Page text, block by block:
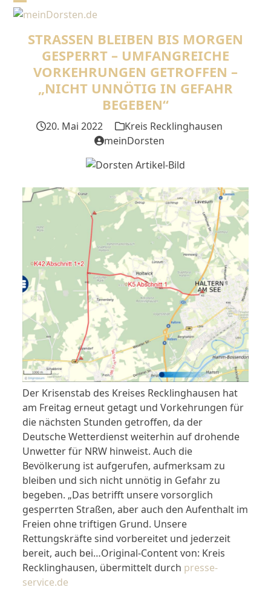
Skip
content
Open
mobile
menu
Close
mobile
menu
STRASSEN BLEIBEN BIS MORGEN G
ESPERRT – UMFANGREICHE V
ORKEHRUNGEN GETROFFEN – „
NICHT UNNÖTIG IN GEFAHR B
EGEBEN“
20. Mai 2022
Kreis Recklinghausen
meinDorsten
Der Krisenstab des Kreises Recklinghausen hat
am Freitag erneut getagt und Vorkehrungen für
die nächsten Stunden getroffen, da der
Deutsche Wetterdienst weiterhin auf drohende
Unwetter für NRW hinweist. Auch die
Bevölkerung ist aufgerufen, aufmerksam zu
bleiben und sich nicht unnötig in Gefahr zu
begeben. „Das betrifft unsere vorsorglich
gesperrten Straßen, aber auch den Aufenthalt im
Freien ohne triftigen Grund. Unsere
Rettungskräfte sind vorbereitet und jederzeit
bereit, auch bei…Original-Content von: Kreis
Recklinghausen, übermittelt durch presse-
service.de